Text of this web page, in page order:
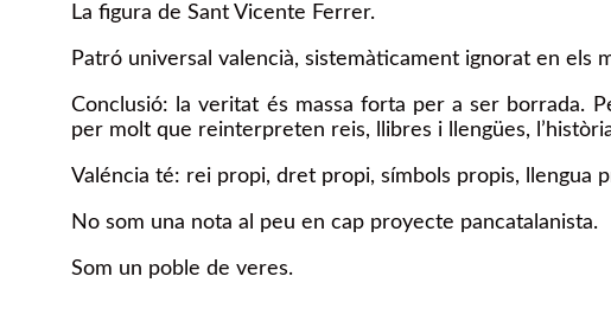
La figura de Sant Vicente Ferrer.
Patró universal valencià, sistemàticament ignorat en els
Conclusió: la veritat és massa forta per a ser borrada.
per molt que reinterpreten reis, llibres i llengües,
Valéncia té: rei propi, dret propi, símbols propis, llengua
No som una nota al peu en cap proyecte pancatalanista.
Som un poble de veres.